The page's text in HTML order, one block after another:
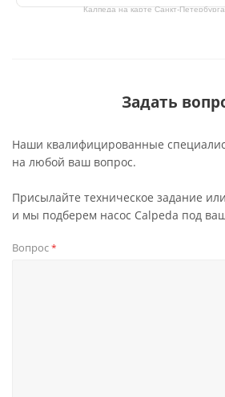
Калпеда на карте
Задать
Наши квалифицированные
на любой ваш вопрос.
Присылайте техническое задание
и мы подберем насос Calpeda под
Вопрос*